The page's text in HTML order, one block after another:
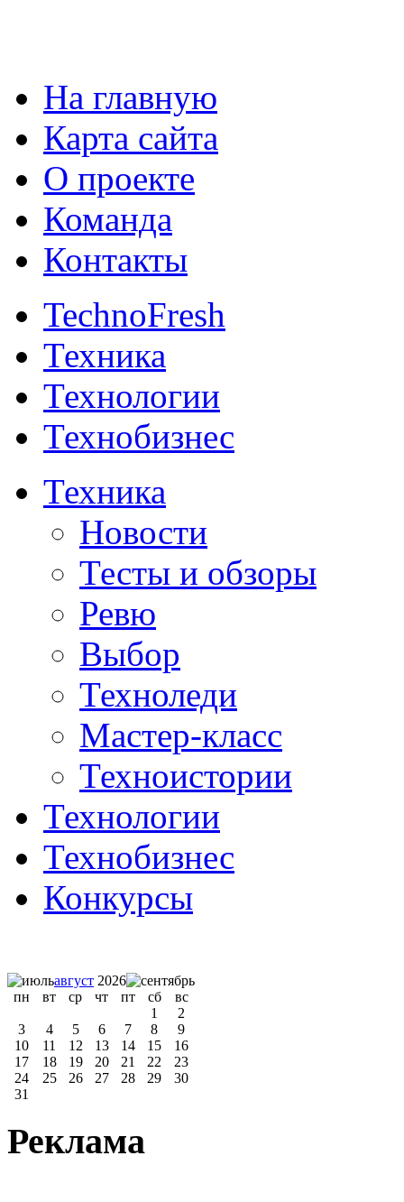
На главную
Карта сайта
О проекте
Команда
Контакты
TechnoFresh
Техника
Технологии
Технобизнес
Техника
Новости
Тесты и обзоры
Ревю
Выбор
Техноледи
Мастер-класс
Техноистории
Технологии
Технобизнес
Конкурсы
август 2026
пн
вт ср чт пт сб
вс
1
2
3
4 5 6 7 8
9
10
11 12 13 14 15
16
17
18 19 20 21 22
23
24
25 26 27 28 29
30
31
Реклама